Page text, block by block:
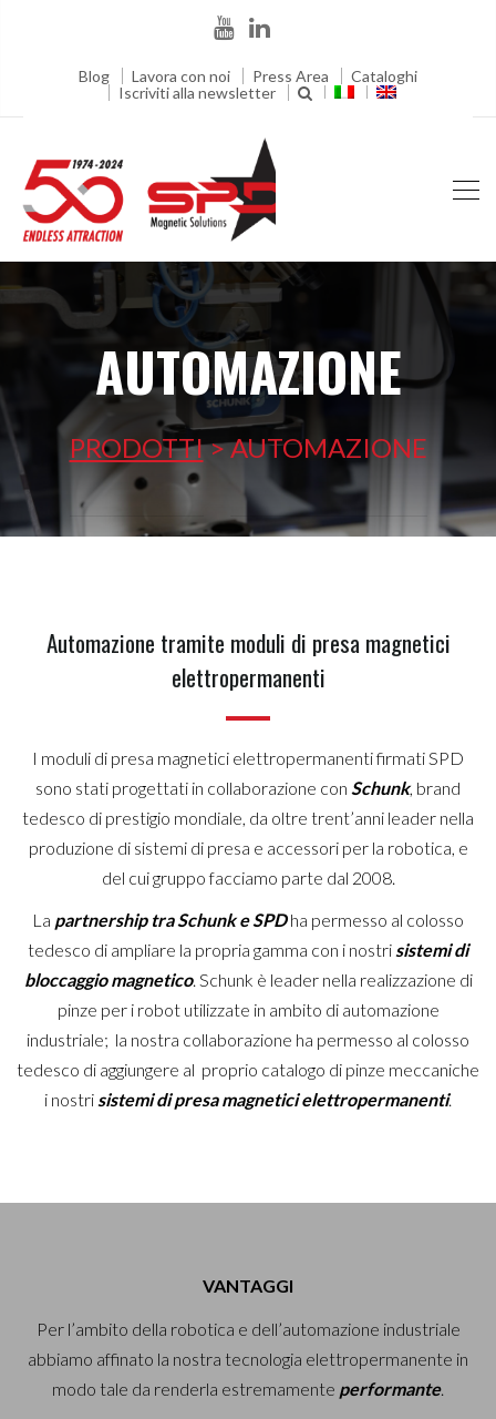
Blog Lavora con noi Press Area
Cataloghi
Iscriviti alla newsletter
AUTOMAZIONE
PRODOTTI>AUTOMAZIONE
Automazione tramite moduli di presa magnetici
elettropermanenti
I moduli di presa magnetici elettropermanenti firmati SPD
sono stati progettati in collaborazione con Schunk, brand
tedesco di prestigio mondiale, da oltre trent’anni leader nella
produzione di sistemi di presa e accessori per la robotica, e
del cui gruppo facciamo parte dal 2008.
La partnership tra Schunk e SPDha permesso al colosso
tedesco di ampliare la propria gamma con i nostri sistemi di
bloccaggio magnetico. Schunk è leader nella realizzazione di
pinze per i robot utilizzate in ambito di automazione
industriale; la nostra collaborazione ha permesso al colosso
tedesco di aggiungere al proprio catalogo di pinze meccaniche
i nostri sistemi di presa magnetici elettropermanenti.
VANTAGGI
Per l’ambito della robotica e dell’automazione industriale
abbiamo affinato la nostra tecnologia elettropermanente in
modo tale da renderla estremamente performante.